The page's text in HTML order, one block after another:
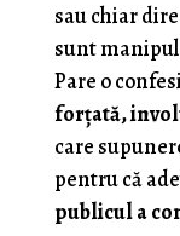
sau chiar
sunt
Pare o
forțată,
care
pentru că
publicul a